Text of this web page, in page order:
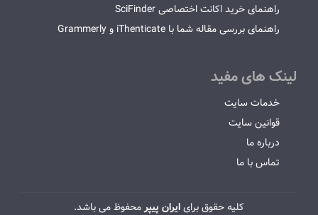
راهنمای خرید اکانت اختصاصی SciFinder
راهنمای بررسی مقاله شما با iThenticate و Grammerly
لینک های مفید
خدمات سایت
قوانین سایت
درباره ما
تماس با ما
کلیه حقوق برایایران پیپرمحفوظ می باشد.